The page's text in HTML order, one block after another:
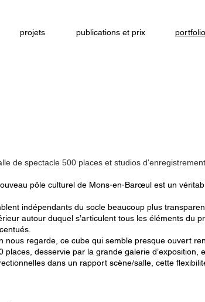
projets publications et prix portfolio
de spectacle 500 places et studios
pôle culturel de Mons-en-Barœul est un
indépendants du socle beaucoup plus
autour duquel s’articulent tous les éléments du
nous regarde, ce cube qui semble presque ouvert
places, desservie par la grande galerie
dans un rapport scène/salle, cette